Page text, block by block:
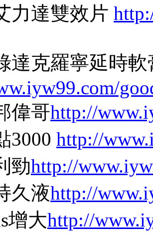
力達雙效片
達克羅寧延時軟
偉哥http://
3000 http://
勁http://
久液http://
增大http://